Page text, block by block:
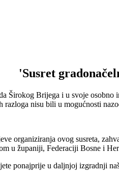
'Susret
Širokog Brijega i u svoje
razloga nisu bili u mogućnosti
organiziranja ovog susreta,
u županiji, Federaciji Bosne i
ponajprije u daljnjoj izgradnji